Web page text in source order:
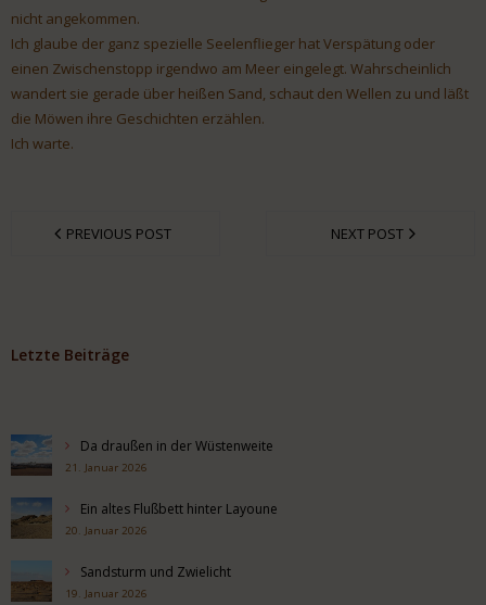
nicht angekommen.
Ich glaube der ganz spezielle Seelenflieger hat Verspätung oder
einen Zwischenstopp irgendwo am Meer eingelegt. Wahrscheinlich
wandert sie gerade über heißen Sand, schaut den Wellen zu und läßt
die Möwen ihre Geschichten erzählen.
Ich warte.
PREVIOUS POST NEXT POST
Letzte Beiträge
Da draußen in der Wüstenweite
21. Januar 2026
Ein altes Flußbett hinter Layoune
20. Januar 2026
Sandsturm und Zwielicht
19. Januar 2026